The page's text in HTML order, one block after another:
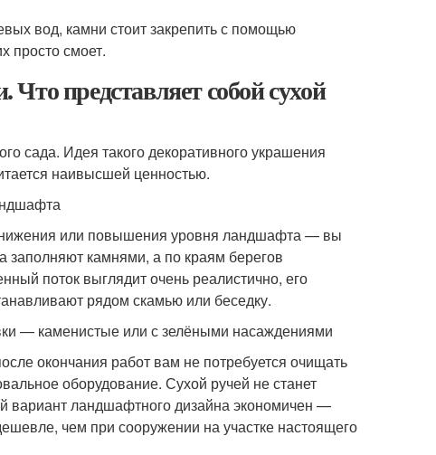
вод, камни стоит закрепить с помощью
просто смоет.
представляет собой сухой
сада. Идея такого декоративного украшения
наивысшей ценностью.
или повышения уровня ландшафта — вы
заполняют камнями, а по краям берегов
поток выглядит очень реалистично, его
рядом скамью или беседку.
— каменистые или с зелёными насаждениями
окончания работ вам не потребуется очищать
оборудование. Сухой ручей не станет
вариант ландшафтного дизайна экономичен —
чем при сооружении на участке настоящего